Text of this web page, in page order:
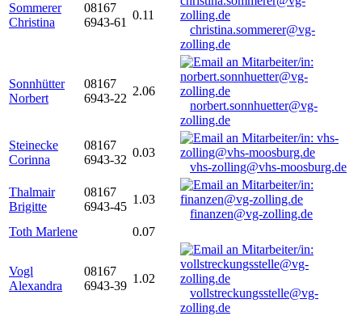
Sommerer
Christina
08167
6943-61
0.11
christina.sommerer@vg-
zolling.de
Sonnhütter
Norbert
08167
6943-22
2.06
norbert.sonnhuetter@vg-
zolling.de
Steinecke
Corinna
08167
6943-32
0.03
vhs-zolling@vhs-moosburg.de
Thalmair
Brigitte
08167
6943-45
1.03
finanzen@vg-zolling.de
Toth Marlene
0.07
Vogl
Alexandra
08167
6943-39
1.02
vollstreckungsstelle@vg-
zolling.de